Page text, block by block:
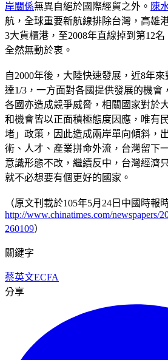
岸關係無異自絕於國際經貿之外。 陳
航，全球重要新航線排除台灣，高雄
3大貨櫃港，至2008年直線掉到第12
全然無動於衷。
自2000年後，大陸快速發展，近8年來
達1/3，一方面對各國提供發展的機會
各國亦造成競爭威脅，相關國家對於
和機會皆以正面積極態度因應，唯有
堵」政策，因此造成兩岸單向傾斜，
術、人才、產業拼命外流，台灣留下
意識形態不改，繼續反中，台灣經濟
就不必想要有個更好的國家。
（原文刊載於105年5月24日中國時報
http://www.chinatimes.com/newspapers/
260109）
關鍵字
蔡英文ECFA
分享